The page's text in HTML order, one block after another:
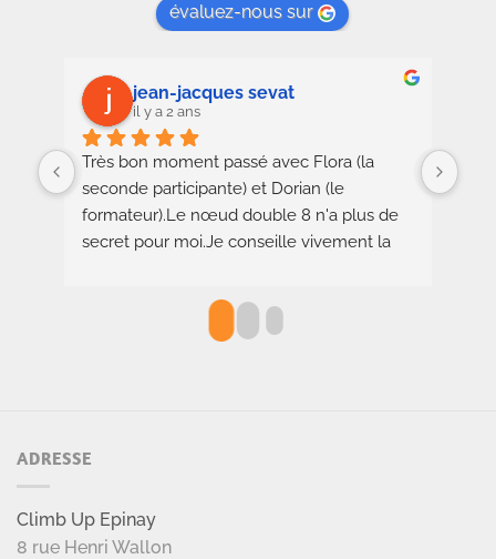
évaluez-nous sur
jean-jacques sevat
il y a 2 ans
Très bon moment passé avec Flora (la
seconde participante) et Dorian (le
formateur).Le nœud double 8 n'a plus de
secret pour moi.Je conseille vivement la
ADRESSE
Climb Up Epinay
8 rue Henri Wallon